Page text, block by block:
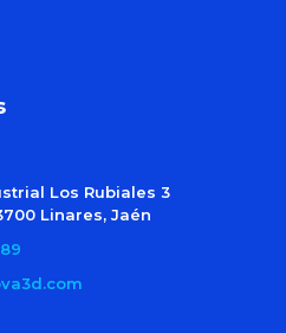
Los Rubiales 3
Linares, Jaén